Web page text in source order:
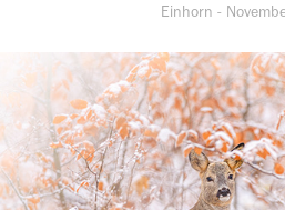
Einhorn -